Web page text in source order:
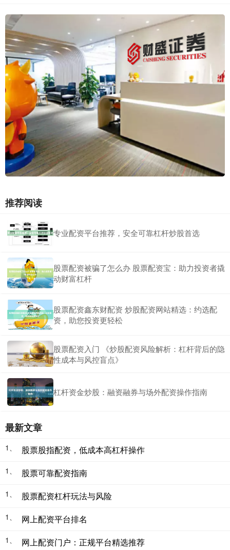
推荐阅读
专业配资平台推荐，安全可靠杠杆炒股首选
股票配资被骗了怎么办 股票配资宝：助力投资者撬
动财富杠杆
股票配资鑫东财配资 炒股配资网站精选：约选配
资，助您投资更轻松
股票配资入门 《炒股配资风险解析：杠杆背后的隐
性成本与风控盲点》
杠杆资金炒股：融资融券与场外配资操作指南
最新文章
1、 股票股指配资，低成本高杠杆操作
1、 股票可靠配资指南
1、 股票配资杠杆玩法与风险
1、 网上配资平台排名
1、 网上配资门户：正规平台精选推荐